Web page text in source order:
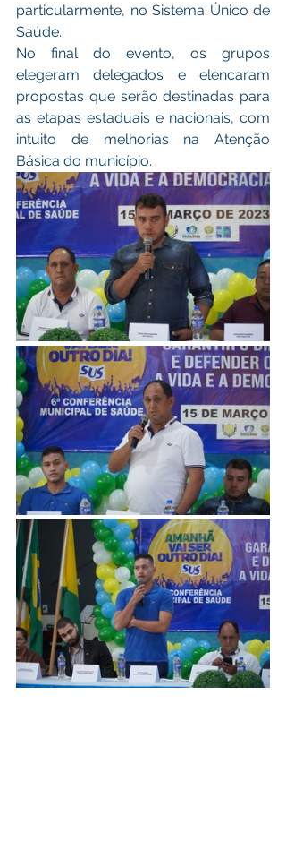
particularmente, no Sistema Único de
Saúde.
No final do evento, os grupos
elegeram delegados e elencaram
propostas que serão destinadas para
as etapas estaduais e nacionais, com
intuito de melhorias na Atenção
Básica do município.